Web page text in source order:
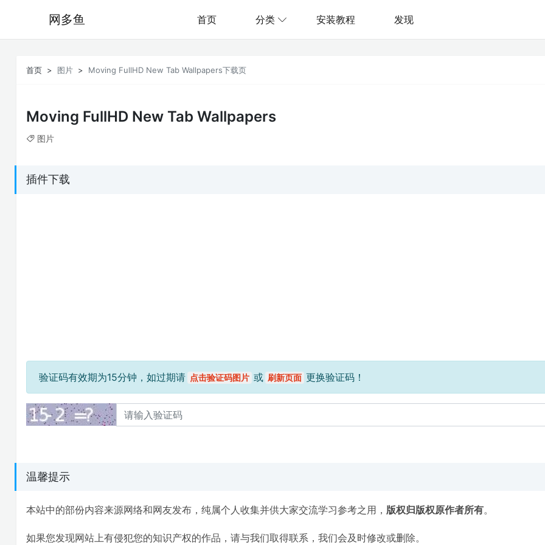
网多鱼 首页 分类 安装教程 发现
首页 图片 Moving FullHD New Tab Wallpapers下载页
Moving FullHD New Tab Wallpapers
图片
插件下载
验证码有效期为15分钟，如过期请 点击验证码图片 或 刷新页面 更换验证码！
温馨提示
本站中的部份内容来源网络和网友发布，纯属个人收集并供大家交流学习参考之用， 版权归版权原作者所有。
如果您发现网站上有侵犯您的知识产权的作品，请与我们取得联系，我们会及时修改或删除。